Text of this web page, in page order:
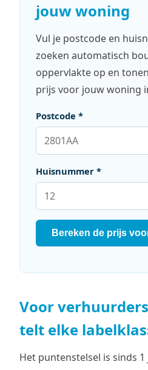
jouw woning
Vul je postcode en
zoeken automatisch
oppervlakte op en
prijs voor jouw woning
Postcode *
Huisnummer *
Bereken de prijs
Voor
telt elke
Het puntenstelsel is sinds